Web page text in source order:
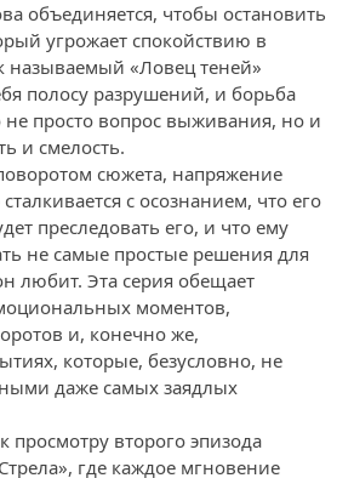
объединяется, чтобы остановить
угрожает спокойствию в
называемый «Ловец теней»
полосу разрушений, и борьба
не просто вопрос выживания, но и
и смелость.
сюжета, напряжение
с осознанием, что его
преследовать его, и что ему
не самые простые решения для
любит. Эта серия обещает
моментов,
и, конечно же,
которые, безусловно, не
даже самых заядлых
просмотру второго эпизода
где каждое мгновение